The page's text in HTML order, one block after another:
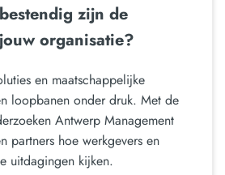
zijn de
organisatie?
en maatschappelijke
loopbanen onder druk. Met de
Antwerp Management
partners hoe werkgevers en
uitdagingen kijken.